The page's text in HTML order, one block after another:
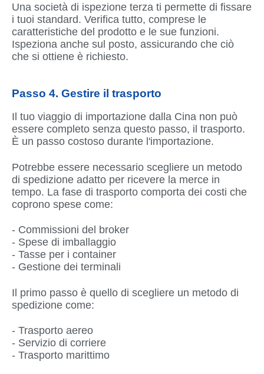
Una società di ispezione terza ti permette di fissare
i tuoi standard. Verifica tutto, comprese le
caratteristiche del prodotto e le sue funzioni.
Ispeziona anche sul posto, assicurando che ciò
che si ottiene è richiesto.
Passo 4. Gestire il trasporto
Il tuo viaggio di importazione dalla Cina non può
essere completo senza questo passo, il trasporto.
È un passo costoso durante l'importazione.
Potrebbe essere necessario scegliere un metodo
di spedizione adatto per ricevere la merce in
tempo. La fase di trasporto comporta dei costi che
coprono spese come:
- Commissioni del broker
- Spese di imballaggio
- Tasse per i container
- Gestione dei terminali
Il primo passo è quello di scegliere un metodo di
spedizione come:
- Trasporto aereo
- Servizio di corriere
- Trasporto marittimo